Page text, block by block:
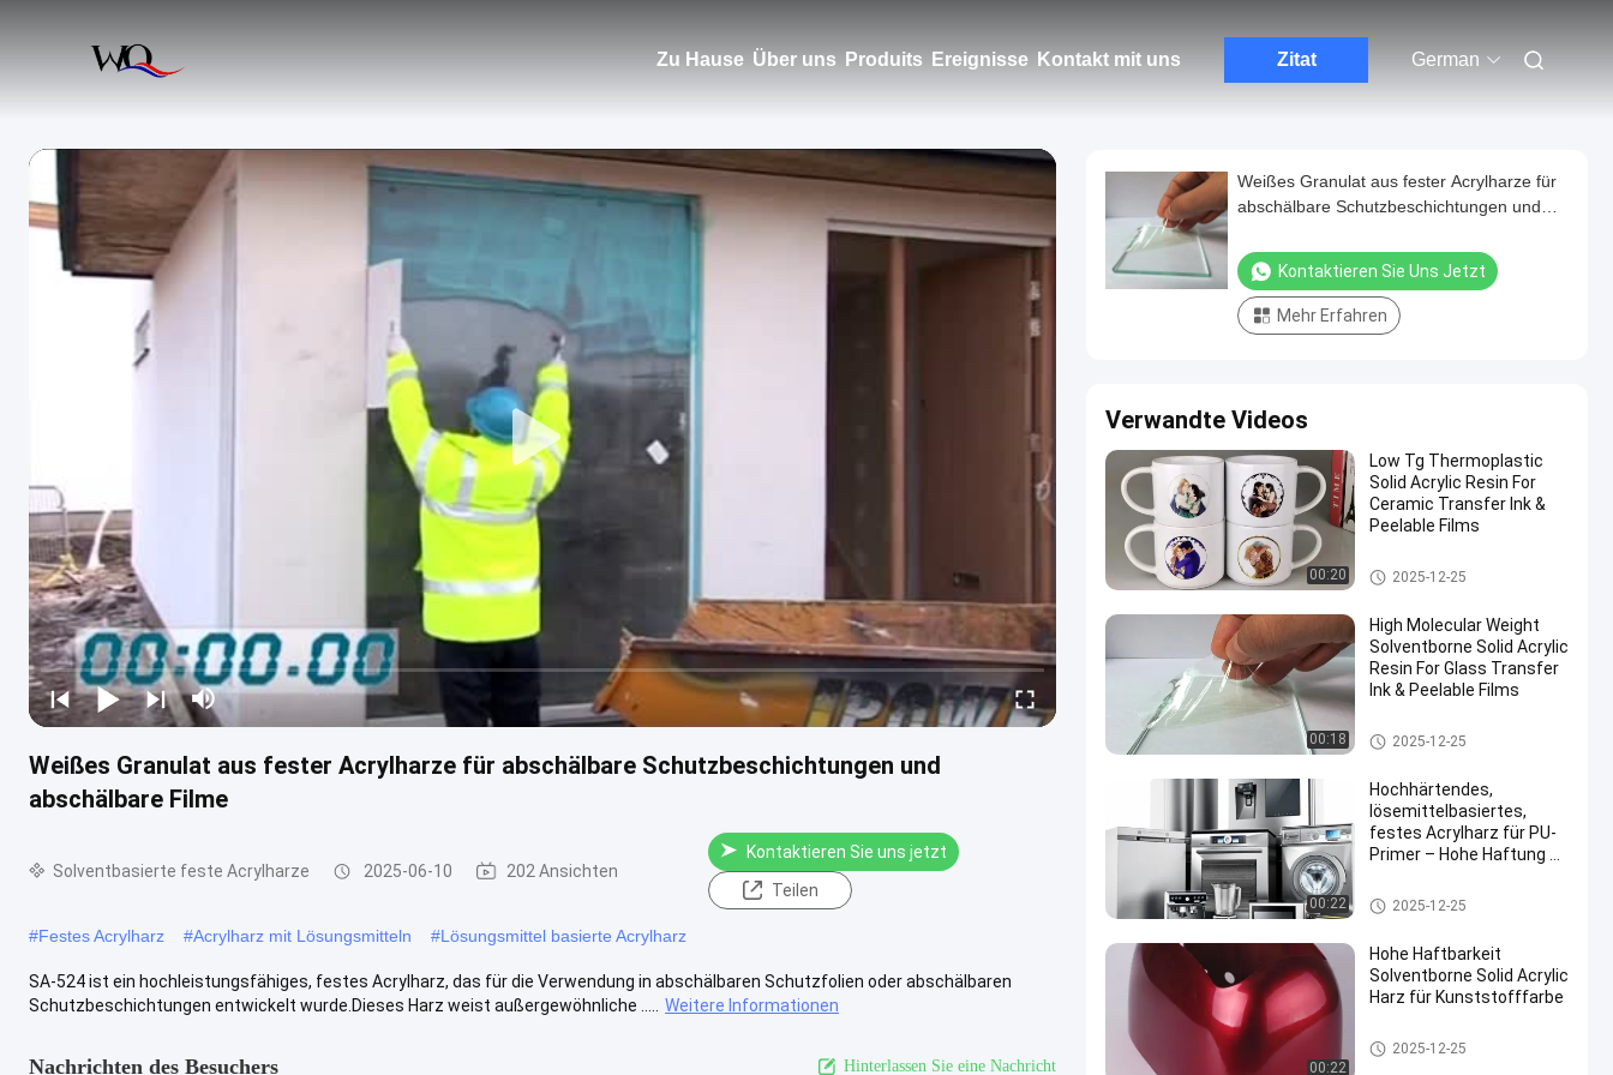
Zu Hause Über uns Produits Ereignisse Kontakt mit uns Zitat German
Weißes Granulat aus fester Acrylharze für abschälbare Schutzbeschichtungen und
abschälbare Filme
Solventbasierte feste Acrylharze 2025-06-10 202 Ansichten
Kontaktieren Sie uns jetzt
Teilen
#Festes Acrylharz #Acrylharz mit Lösungsmitteln #Lösungsmittel basierte Acrylharz
SA-524 ist ein hochleistungsfähiges, festes Acrylharz, das für die Verwendung in abschälbaren Schutzfolien oder abschälbaren
Schutzbeschichtungen entwickelt wurde.Dieses Harz weist außergewöhnliche .....
Weitere Informationen
Nachrichten des Besuchers Hinterlassen Sie eine Nachricht
Weißes Granulat aus fester Acrylharze für
abschälbare Schutzbeschichtungen und
Kontaktieren Sie Uns Jetzt
Mehr Erfahren
Verwandte Videos
00:20
Low Tg Thermoplastic
Solid Acrylic Resin For
Ceramic Transfer Ink &
Peelable Films
Solventbasierte feste Acrylhar
ze
2025-12-25
00:18
High Molecular Weight
Solventborne Solid Acrylic
Resin For Glass Transfer
Ink & Peelable Films
Solventbasierte feste Acrylhar
ze
2025-12-25
00:22
Hochhärtendes,
lösemittelbasiertes,
festes Acrylharz für PU-
Primer – Hohe Haftung &
Solventbasierte feste Acrylhar
ze
2025-12-25
00:22
Hohe Haftbarkeit
Solventborne Solid Acrylic
Harz für Kunststofffarbe
Solventbasierte feste Acrylhar
ze
2025-12-25